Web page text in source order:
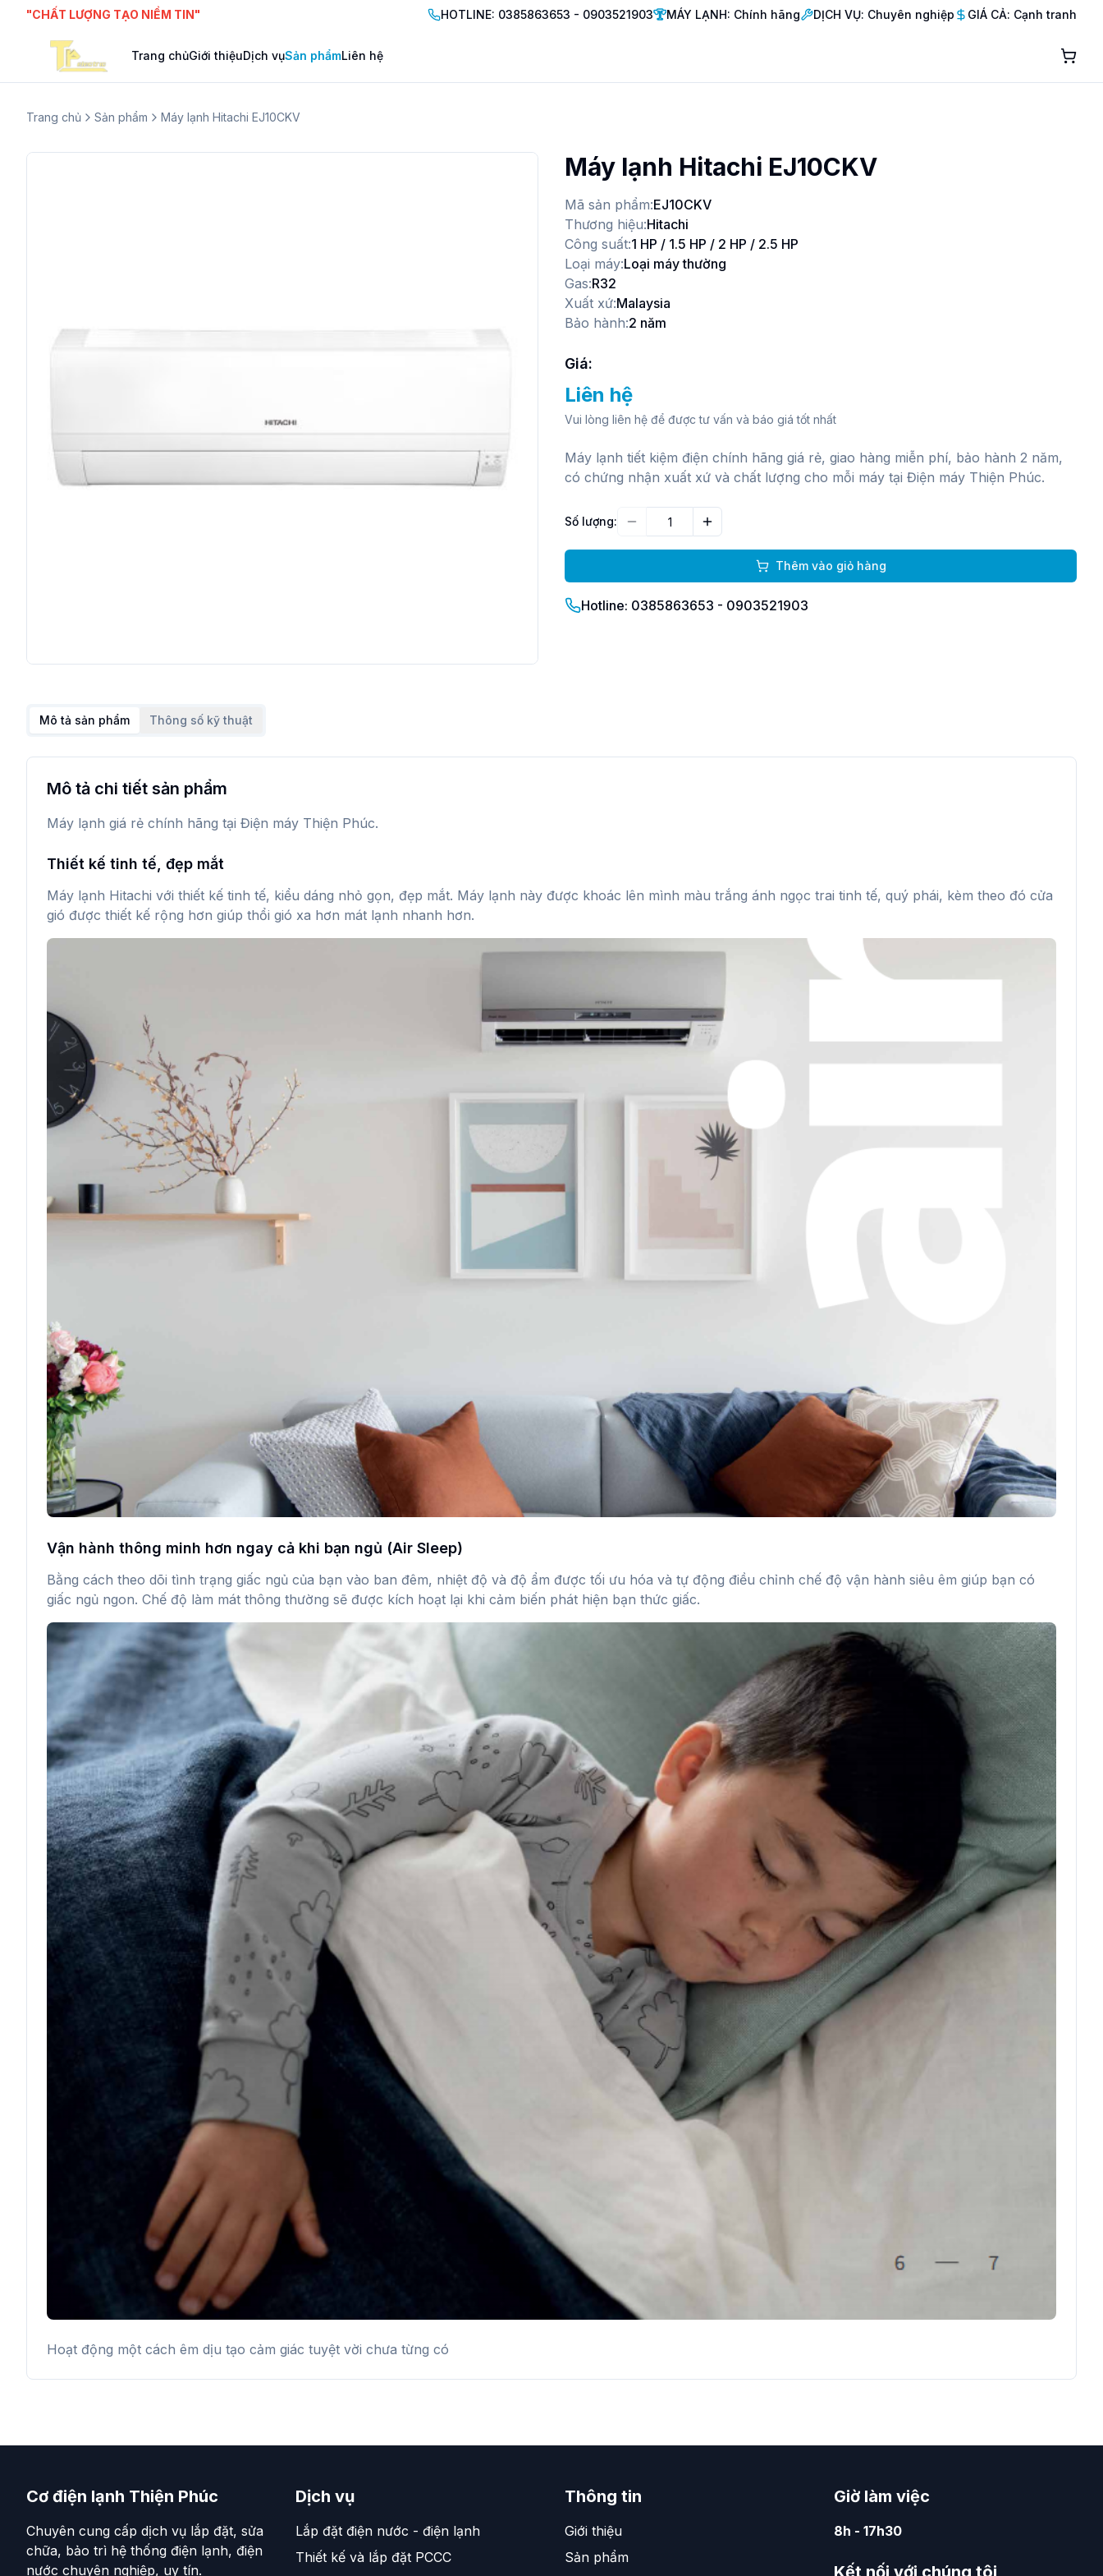
"CHẤT LƯỢNG TẠO NIỀM TIN" HOTLINE: 0385863653 - 0903521903 MÁY LẠNH: Chính hãng DỊCH VỤ: Chuyên nghiệp GIÁ CẢ: Cạnh tranh
Trang chủGiới thiệuDịch vụSản phẩmLiên hệ
Trang chủ Sản phẩm Máy lạnh Hitachi EJ10CKV
Máy lạnh Hitachi EJ10CKV
Mã sản phẩm:EJ10CKV
Thương hiệu:Hitachi
Công suất:1 HP / 1.5 HP / 2 HP / 2.5 HP
Loại máy:Loại máy thường
Gas:R32
Xuất xứ:Malaysia
Bảo hành:2 năm
Giá:
Liên hệ
Vui lòng liên hệ để được tư vấn và báo giá tốt nhất
Máy lạnh tiết kiệm điện chính hãng giá rẻ, giao hàng miễn phí, bảo hành 2 năm,
có chứng nhận xuất xứ và chất lượng cho mỗi máy tại Điện máy Thiện Phúc.
Số lượng: Tăng
Thêm vào giỏ hàng
Hotline: 0385863653 - 0903521903
Mô tả sản phẩm Thông số kỹ thuật
Mô tả chi tiết sản phẩm
Máy lạnh giá rẻ chính hãng tại Điện máy Thiện Phúc.
Thiết kế tinh tế, đẹp mắt
Máy lạnh Hitachi với thiết kế tinh tế, kiểu dáng nhỏ gọn, đẹp mắt. Máy lạnh này được khoác lên mình màu trắng ánh ngọc trai tinh tế, quý phái, kèm theo đó cửa
gió được thiết kế rộng hơn giúp thổi gió xa hơn mát lạnh nhanh hơn.
Vận hành thông minh hơn ngay cả khi bạn ngủ (Air Sleep)
Bằng cách theo dõi tình trạng giấc ngủ của bạn vào ban đêm, nhiệt độ và độ ẩm được tối ưu hóa và tự động điều chỉnh chế độ vận hành siêu êm giúp bạn có
giấc ngủ ngon. Chế độ làm mát thông thường sẽ được kích hoạt lại khi cảm biến phát hiện bạn thức giấc.
Hoạt động một cách êm dịu tạo cảm giác tuyệt vời chưa từng có
Cơ điện lạnh Thiện Phúc
Chuyên cung cấp dịch vụ lắp đặt, sửa
chữa, bảo trì hệ thống điện lạnh, điện
nước chuyên nghiệp, uy tín.
Dịch vụ
Lắp đặt điện nước - điện lạnh
Thiết kế và lắp đặt PCCC
Thông tin
Giới thiệu
Sản phẩm
Giờ làm việc
8h - 17h30
Kết nối với chúng tôi